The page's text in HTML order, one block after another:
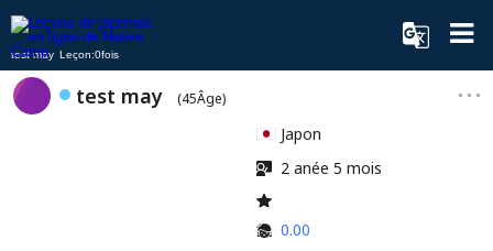
test may Leçon:0fois
test may (45Âge)
Japon
2 anée 5 mois
0.00